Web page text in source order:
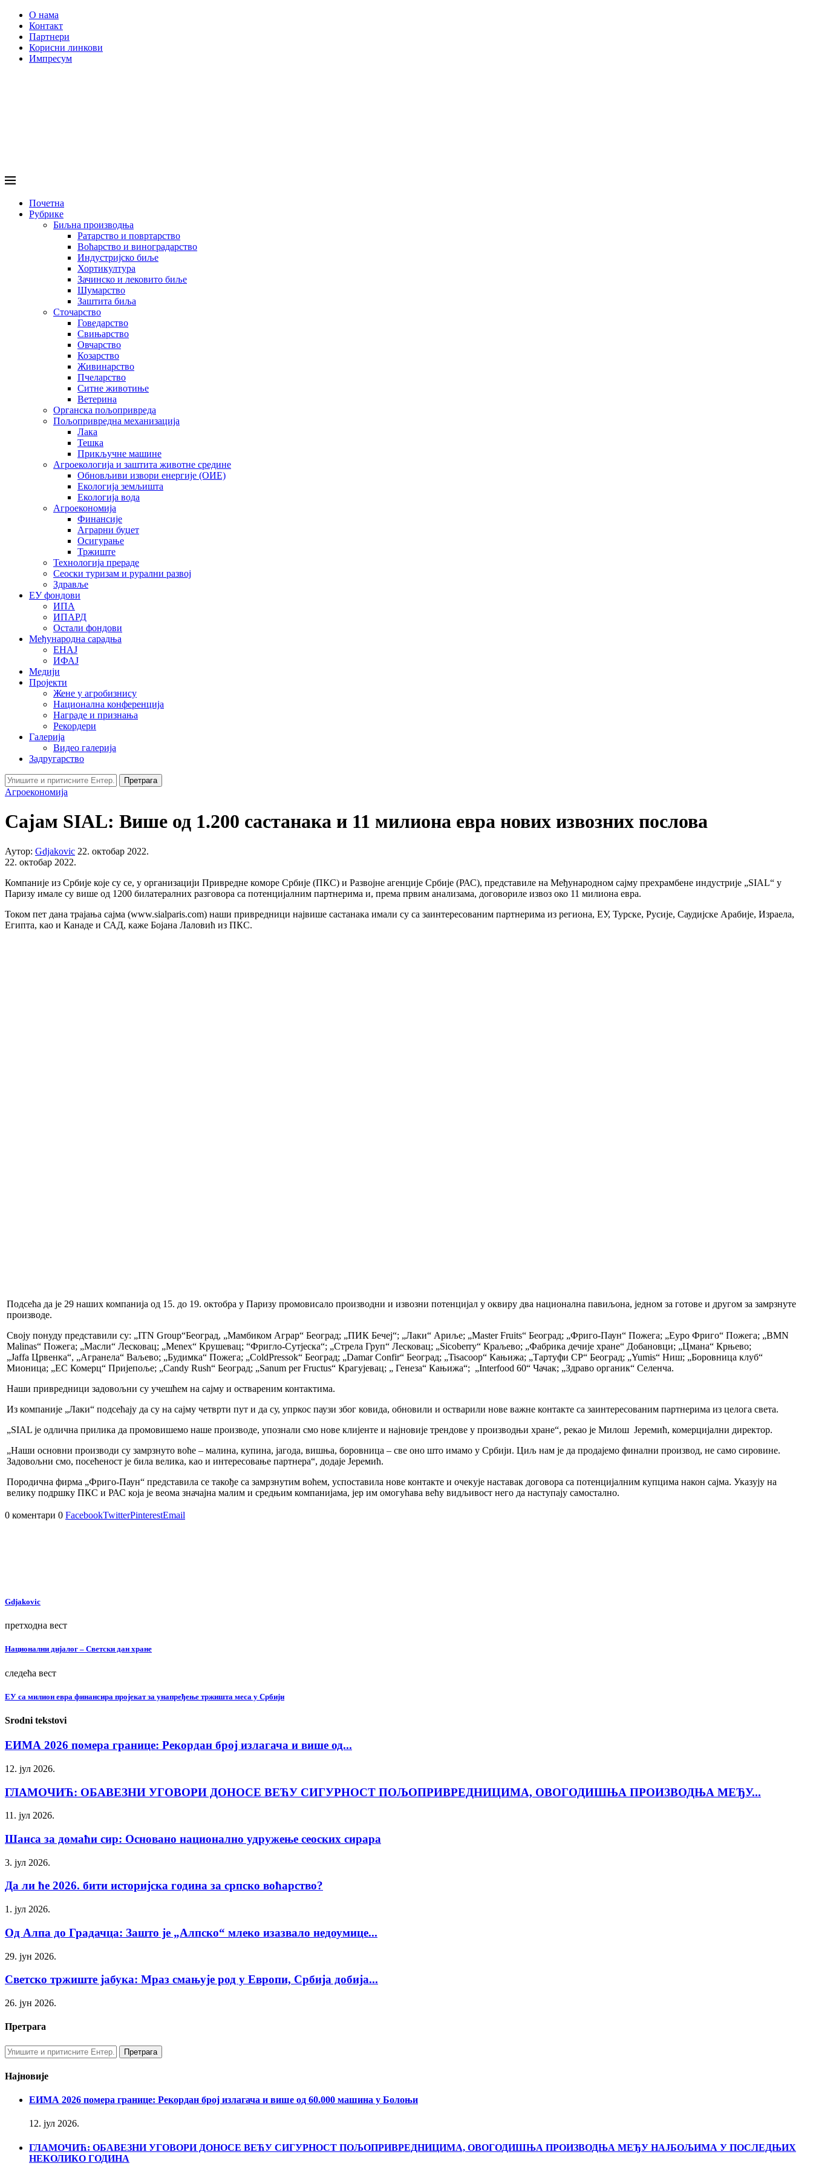
О нама
Контакт
Партнери
Корисни линкови
Импресум
Почетна
Рубрике
Биљна производња
Ратарство и повртарство
Воћарство и виноградарство
Индустријско биље
Хортикултура
Зачинско и лековито биље
Шумарство
Заштита биља
Сточарство
Говедарство
Свињарство
Овчарство
Козарство
Живинарство
Пчеларство
Ситне животиње
Ветерина
Органска пољопривреда
Пољопривредна механизација
Лака
Тешка
Прикључне машине
Агроекологија и заштита животне средине
Обновљиви извори енергије (ОИЕ)
Екологија земљишта
Екологија вода
Агроекономија
Финансије
Аграрни буџет
Осигурање
Тржиште
Технологија прераде
Сеоски туризам и рурални развој
Здравље
ЕУ фондови
ИПА
ИПАРД
Остали фондови
Међународна сарадња
ЕНАЈ
ИФАЈ
Медији
Пројекти
Жене у агробизнису
Национална конференција
Награде и признања
Рекордери
Галерија
Видео галерија
Задругарство
Претрага
Агроекономија
Сајам SIAL: Више од 1.200 састанака и 11 милиона евра нових извозних послова
Аутор: Gdjakovic 22. октобар 2022.
22. октобар 2022.
Компаније из Србије које су се, у организацији Привредне коморе Србије (ПКС) и Развојне агенције Србије (РАС), представиле на Међународном сајму прехрамбене индустрије „SIAL“ у
Паризу имале су више од 1200 билатералних разговора са потенцијалним партнерима и, према првим анализама, договориле извоз око 11 милиона евра.
Током пет дана трајања сајма (www.sialparis.com) наши привредници највише састанака имали су са заинтересованим партнерима из региона, ЕУ, Турске, Русије, Саудијске Арабије, Израела,
Египта, као и Канаде и САД, каже Бојана Лаловић из ПКС.
Подсећа да је 29 наших компанија од 15. до 19. октобра у Паризу промовисало производни и извозни потенцијал у оквиру два национална павиљона, једном за готове и другом за замрзнуте
производе.
Своју понуду представили су: „ITN Group“Београд, „Мамбиком Аграр“ Београд; „ПИК Бечеј“; „Лаки“ Ариље; „Master Fruits“ Београд; „Фриго-Паун“ Пожега; „Еуро Фриго“ Пожега; „BMN
Malinas“ Пожега; „Масли“ Лесковац; „Menex“ Крушевац; “Фригло-Сутјеска“; „Стрела Груп“ Лесковац; „Sicoberry“ Краљево; „Фабрика дечије хране“ Добановци; „Цмана“ Крњево;
„Jaffa Црвенка“, „Агранела“ Ваљево; „Будимка“ Пожега; „ColdPressok“ Београд; „Damar Confir“ Београд; „Tisacoop“ Кањижа; „Tартуфи СР“ Београд; „Yumis“ Ниш; „Боровница клуб“
Мионица; „ЕС Комерц“ Пријепоље; „Candy Rush“ Београд; „Sanum per Fructus“ Крагујевац; „ Генеза“ Кањижа“; „Interfood 60“ Чачак; „Здраво oрганик“ Селенча.
Наши привредници задовољни су учешћем на сајму и оствареним контактима.
Из компаније „Лаки“ подсећају да су на сајму четврти пут и да су, упркос паузи због ковида, обновили и остварили нове важне контакте са заинтересованим партнерима из целога света.
„SIAL је одлична прилика да промовишемо наше производе, упознали смо нове клијенте и најновије трендове у производњи хране“, рекао је Милош Јеремић, комерцијални директор.
„Наши основни производи су замрзнуто воће – малина, купина, јагода, вишња, боровница – све оно што имамо у Србији. Циљ нам је да продајемо финални производ, не само сировине.
Задовољни смо, посећеност је била велика, као и интересовање партнера“, додаје Јеремић.
Породична фирма „Фриго-Паун“ представила се такође са замрзнутим воћем, успоставила нове контакте и очекује наставак договора са потенцијалним купцима након сајма. Указују на
велику подршку ПКС и РАС која је веома значајна малим и средњим компанијама, јер им омогућава већу видљивост него да наступају самостално.
0 коментари 0 FacebookTwitterPinterestEmail
Gdjakovic
претходна вест
Национални дијалог – Светски дан хране
следећа вест
ЕУ са милион евра финансира пројекат за унапређење тржишта меса у Србији
Srodni tekstovi
ЕИМА 2026 помера границе: Рекордан број излагача и више од...
12. јул 2026.
ГЛАМОЧИЋ: ОБАВЕЗНИ УГОВОРИ ДОНОСЕ ВЕЋУ СИГУРНОСТ ПОЉОПРИВРЕДНИЦИМА, ОВОГОДИШЊА ПРОИЗВОДЊА МЕЂУ...
11. јул 2026.
Шанса за домаћи сир: Основано национално удружење сеоских сирара
3. јул 2026.
Да ли ће 2026. бити историјска година за српско воћарство?
1. јул 2026.
Од Алпа до Градачца: Зашто је „Алпско“ млеко изазвало недоумице...
29. јун 2026.
Светско тржиште јабука: Мраз смањује род у Европи, Србија добија...
26. јун 2026.
Претрага
Најновије
ЕИМА 2026 помера границе: Рекордан број излагача и више од 60.000 машина у Болоњи
12. јул 2026.
ГЛАМОЧИЋ: ОБАВЕЗНИ УГОВОРИ ДОНОСЕ ВЕЋУ СИГУРНОСТ ПОЉОПРИВРЕДНИЦИМА, ОВОГОДИШЊА ПРОИЗВОДЊА МЕЂУ НАЈБОЉИМА У ПОСЛЕДЊИХ
НЕКОЛИКО ГОДИНА